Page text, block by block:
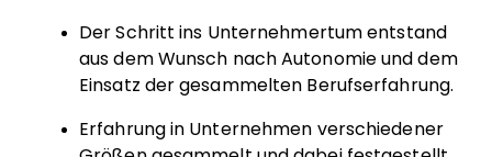
Der Schritt ins Unternehmertum entstand
aus dem Wunsch nach Autonomie und dem
Einsatz der gesammelten Berufserfahrung.
Erfahrung in Unternehmen verschiedener